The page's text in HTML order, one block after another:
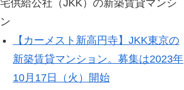
供給公社（JKK）の新築賃貸マンシ
【カーメスト新高円寺】JKK東京の
新築賃貸マンション。募集は2023年
10月17日（火）開始